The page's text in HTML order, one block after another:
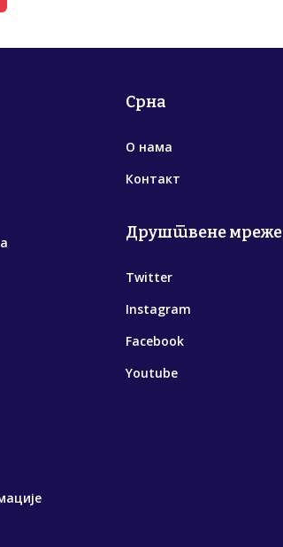
Срна
О нама
Контакт
Друштвене мреже
Twitter
Instagram
Facebook
Youtube